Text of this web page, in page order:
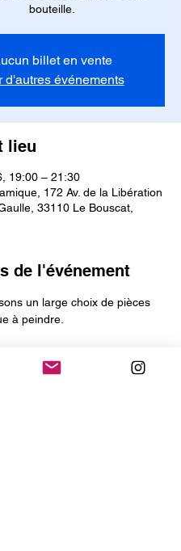
bouteille.
billet en vente
d'autres événements
lieu
19:00 – 21:30
172 Av. de la Libération
33110 Le Bouscat,
de l'événement
un large choix de pièces
à peindre.
tard.